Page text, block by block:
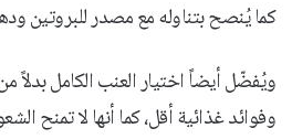
كما يُنصح بتناوله مع مصدر للبروتين
ويُفضّل أيضاً اختيار العنب الكامل بدلاً
وفوائد غذائية أقل، كما أنها لا تمنح